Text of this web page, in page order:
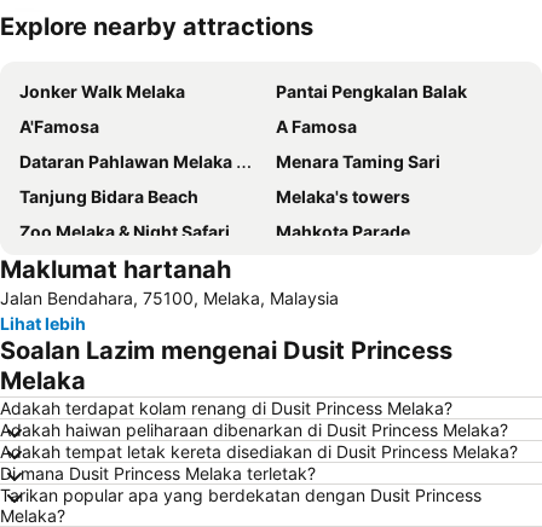
Kembangkan peta
Explore nearby attractions
Jonker Walk Melaka
Pantai Pengkalan Balak
A'Famosa
A Famosa
Dataran Pahlawan Melaka Megamall
Menara Taming Sari
Tanjung Bidara Beach
Melaka's towers
Zoo Melaka & Night Safari
Mahkota Parade
Jalan Hang Jebat
Baba Nyonya Heritage Museum
Istana Kesultanan Melaka
Chinatown
Masjid Kampung Kling
Cheng Hoon Teng
Gereja St. Francis Xavier
Medan Portugis
Stadthuys
Dutch Square
Maklumat hartanah
Jalan Bendahara, 75100, Melaka, Malaysia
Lihat lebih
Soalan Lazim mengenai Dusit Princess
Melaka
Adakah terdapat kolam renang di Dusit Princess Melaka?
Adakah haiwan peliharaan dibenarkan di Dusit Princess Melaka?
Adakah tempat letak kereta disediakan di Dusit Princess Melaka?
Di mana Dusit Princess Melaka terletak?
Tarikan popular apa yang berdekatan dengan Dusit Princess
Melaka?